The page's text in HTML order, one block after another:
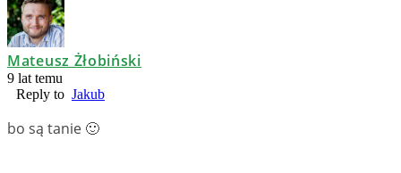
Mateusz Żłobiński
9 lat temu
Reply to Jakub
bo są tanie 🙂